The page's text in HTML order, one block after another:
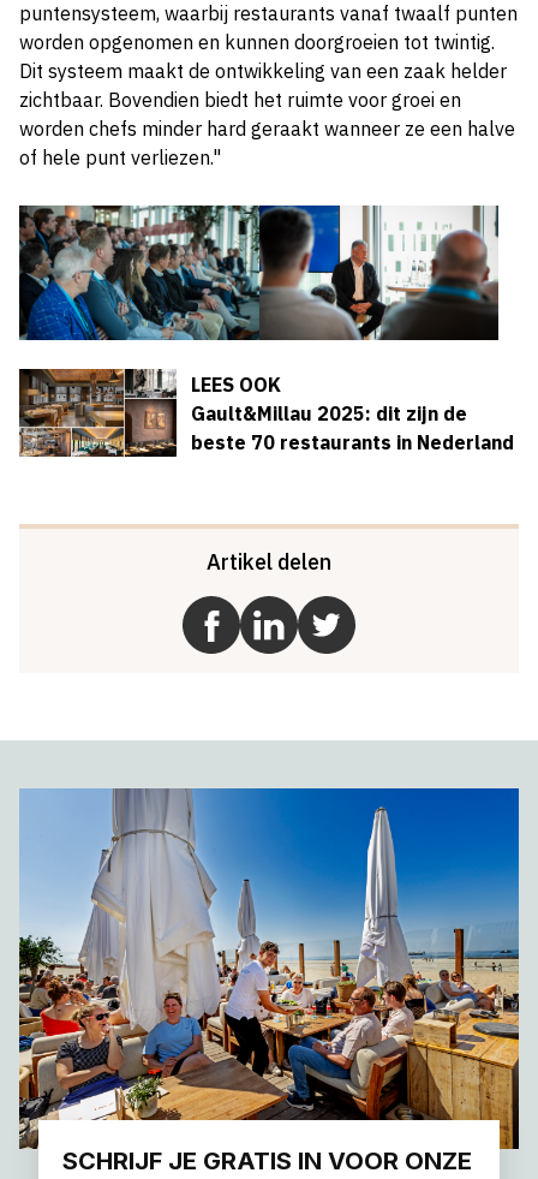
puntensysteem, waarbij restaurants vanaf twaalf punten
worden opgenomen en kunnen doorgroeien tot twintig.
Dit systeem maakt de ontwikkeling van een zaak helder
zichtbaar. Bovendien biedt het ruimte voor groei en
worden chefs minder hard geraakt wanneer ze een halve
of hele punt verliezen."
LEES OOK
Gault&Millau 2025: dit zijn de
beste 70 restaurants in Nederland
Artikel delen
SCHRIJF JE GRATIS IN VOOR ONZE